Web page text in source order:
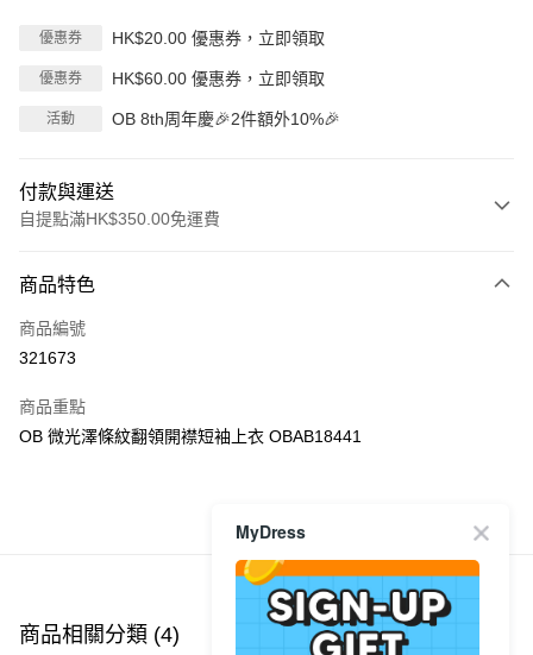
優惠券 HK$20.00 優惠券，立即領取
優惠券 HK$60.00 優惠券，立即領取
活動 OB 8th周年慶🎉2件額外10%🎉
付款與運送
自提點滿HK$350.00免運費
信用卡
Apple Pay
PayMe
每筆HK$40.00，滿HK$350.00或以上免運費
付款後順豐站及營業點
商品特色
商品編號
321673
商品重點
OB 微光澤條紋翻領開襟短袖上衣 OBAB18441
商品推薦
商品相關分類 (4)
MyDress